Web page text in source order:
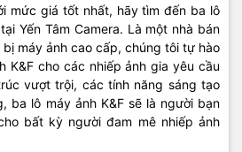
mức giá tốt nhất, hãy tìm đến ba lô
Yến Tâm Camera. Là một nhà bán
máy ảnh cao cấp, chúng tôi tự hào
K&F cho các nhiếp ảnh gia yêu cầu
vượt trội, các tính năng sáng tạo
ba lô máy ảnh K&F sẽ là người bạn
bất kỳ người đam mê nhiếp ảnh